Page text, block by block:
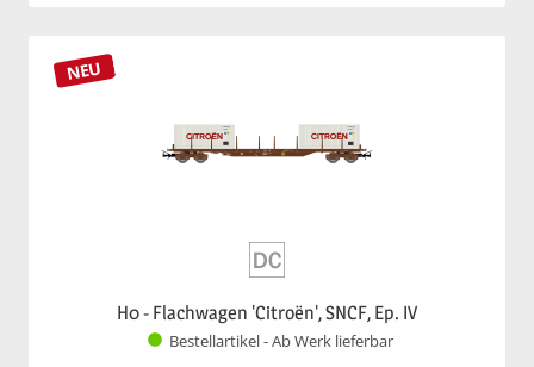
NEU
H0 - Flachwagen 'Citroën', SNCF, Ep. IV
Bestellartikel - Ab Werk lieferbar